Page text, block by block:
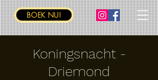
BOEK NU!
Koningsnacht -
Driemond